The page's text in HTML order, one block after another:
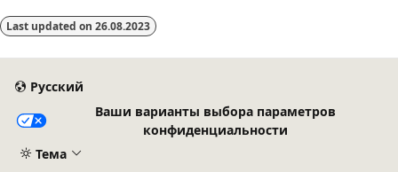
Last updated on 26.08.2023
Русский
Ваши варианты выбора параметров
конфиденциальности
Тема